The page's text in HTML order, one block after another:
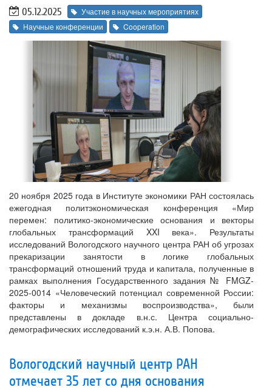
05.12.2025
Участие в научных мероприятиях
Научные конференции
Cooperation
20 ноября 2025 года в Институте экономики РАН состоялась
ежегодная политэкономическая конференция «Мир
перемен: политико-экономические основания и векторы
глобальных трансформаций XXI века». Результаты
исследований Вологодского научного центра РАН об угрозах
прекаризации занятости в логике глобальных
трансформаций отношений труда и капитала, полученные в
рамках выполнения Государственного задания № FMGZ-
2025-0014 «Человеческий потенциал современной России:
факторы и механизмы воспроизводства», были
представлены в докладе в.н.с. Центра социально-
демографических исследований к.э.н. А.В. Попова.
Вологодский научный центр РАН
отмечает 35 лет со дня основания